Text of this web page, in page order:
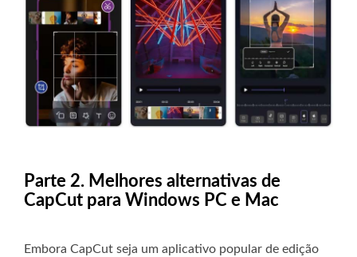
Parte 2. Melhores alternativas de
CapCut para Windows PC e Mac
Embora CapCut seja um aplicativo popular de edição